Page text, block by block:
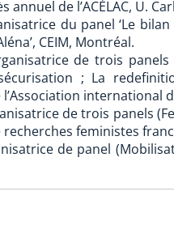
annuel de l’ACÉLAC, U.
du panel ‘Le
CEIM, Montréal.
de trois
; La
international
de trois panels
feministes
de panel